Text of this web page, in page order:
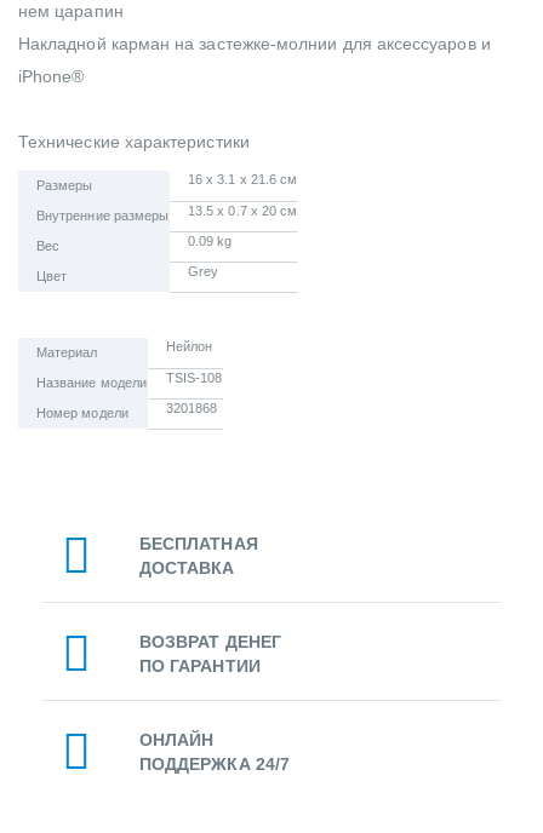
нем царапин
Накладной карман на застежке-молнии для аксессуаров и
iPhone®
Технические характеристики
Размеры 16 x 3.1 x 21.6 см
Внутренние размеры 13.5 x 0.7 x 20 см
Вес 0.09 kg
Цвет Grey
Материал Нейлон
Название модели TSIS-108
Номер модели 3201868
БЕСПЛАТНАЯ
ДОСТАВКА
ВОЗВРАТ ДЕНЕГ
ПО ГАРАНТИИ
ОНЛАЙН
ПОДДЕРЖКА 24/7